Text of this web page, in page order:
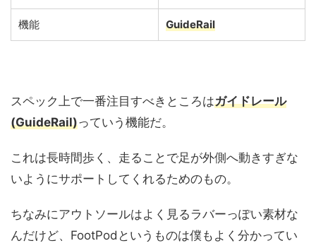
機能 GuideRail
スペック上で一番注目すべきところはガイドレール
(GuideRail)っていう機能だ。
これは長時間歩く、走ることで足が外側へ動きすぎな
いようにサポートしてくれるためのもの。
ちなみにアウトソールはよく見るラバーっぽい素材な
んだけど、FootPodというものは僕もよく分かってい